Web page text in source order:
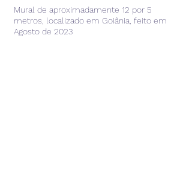
Mural de aproximadamente 12 por 5
metros, localizado em Goiânia, feito em
Agosto de 2023